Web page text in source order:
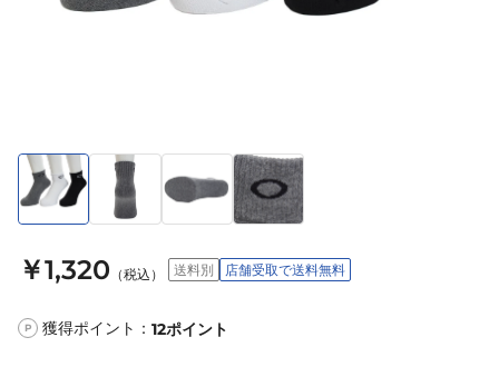
￥1,320 （税込） 送料別 店舗受取で送料無料
P 獲得ポイント： 12ポイント